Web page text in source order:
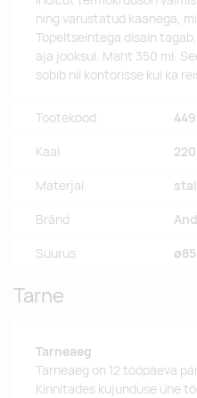
ning varustatud kaanega,
Topeltseintega disain
aja jooksul. Maht 350 ml.
sobib nii kontorisse kui ka
Tootekood
Kaal
Materjal
Bränd
Suurus
Tarne
Tarneaeg
Tarneaeg on 12 tööpäeva
Kinnitades kujunduse ühe